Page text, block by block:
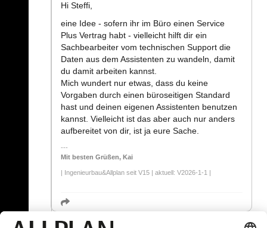
Hi Steffi,
eine Idee - sofern ihr im Büro einen Service
Plus Vertrag habt - vielleicht hilft dir ein
Sachbearbeiter vom technischen Support die
Daten aus dem Assistenten zu wandeln, damit
du damit arbeiten kannst.
Mich wundert nur etwas, dass du keine
Vorgaben durch einen büroseitigen Standard
hast und deinen eigenen Assistenten benutzen
kannst. Vielleicht ist das aber auch nur anders
aufbereitet von dir, ist ja eure Sache.
Mit besten Grüßen, Kai
| Ingenieurbau&Allplan seit V15 | aktuell: V2026-1-1 |